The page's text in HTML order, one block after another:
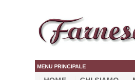
MENU PRINCIPALE